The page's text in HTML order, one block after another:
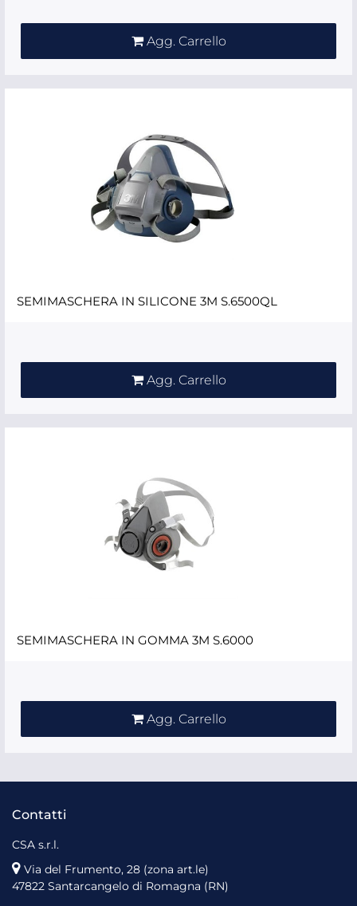
Agg. Carrello
SEMIMASCHERA IN SILICONE 3M S.6500QL
Agg. Carrello
SEMIMASCHERA IN GOMMA 3M S.6000
Agg. Carrello
Contatti
CSA s.r.l.
Via del Frumento, 28 (zona art.le)
47822 Santarcangelo di Romagna (RN)